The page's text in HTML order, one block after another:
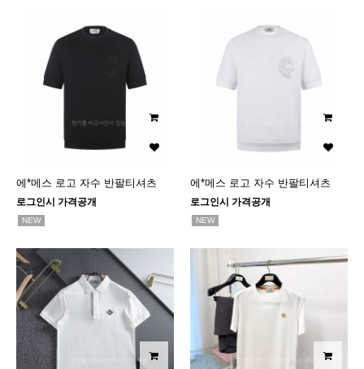
에*메스 로고 자수 반팔티셔츠
로그인시 가격공개
NEW
에*메스 로고 자수 반팔티셔츠
로그인시 가격공개
NEW